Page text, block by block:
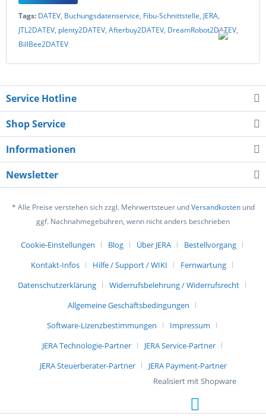
Tags: DATEV, Buchungsdatenservice, Fibu-Schnittstelle, JERA,
JTL2DATEV, plenty2DATEV, Afterbuy2DATEV, DreamRobot2DATEV,
BillBee2DATEV
Service Hotline
Shop Service
Informationen
Newsletter
* Alle Preise verstehen sich zzgl. Mehrwertsteuer undVersandkostenund
ggf. Nachnahmegebühren, wenn nicht anders beschrieben
Cookie-Einstellungen Blog Über JERA
Bestellvorgang
Kontakt-Infos
Hilfe / Support / WIKI
Fernwartung
Datenschutzerklärung
Widerrufsbelehrung / Widerrufsrecht
Allgemeine Geschäftsbedingungen
Software-Lizenzbestimmungen
Impressum
JERA Technologie-Partner
JERA Service-Partner
JERA Steuerberater-Partner
JERA Payment-Partner
Realisiert mit Shopware